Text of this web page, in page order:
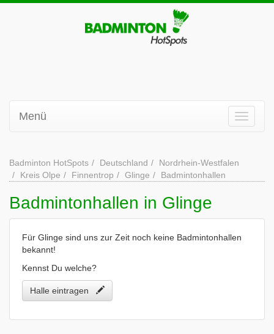
Menü
Badminton HotSpots Deutschland
Nordrhein-Westfalen
Kreis Olpe
Finnentrop Glinge Badmintonhallen
Badmintonhallen in Glinge
Für Glinge sind uns zur Zeit noch keine Badmintonhallen
bekannt!
Kennst Du welche?
Halle eintragen